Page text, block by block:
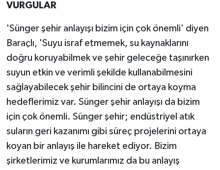
VURGULAR
'Sünger şehir anlayışı bizim için çok önemli' diyen
Baraçlı, 'Suyu israf etmemek, su kaynaklarını
doğru koruyabilmek ve şehir geleceğe taşınırken
suyun etkin ve verimli şekilde kullanabilmesini
sağlayabilecek şehir bilincini de ortaya koyma
hedeflerimiz var. Sünger şehir anlayışı da bizim
için çok önemli. Sünger şehir; endüstriyel atık
suların geri kazanımı gibi süreç projelerini ortaya
koyan bir anlayış ile hareket ediyor. Bizim
şirketlerimiz ve kurumlarımız da bu anlayış